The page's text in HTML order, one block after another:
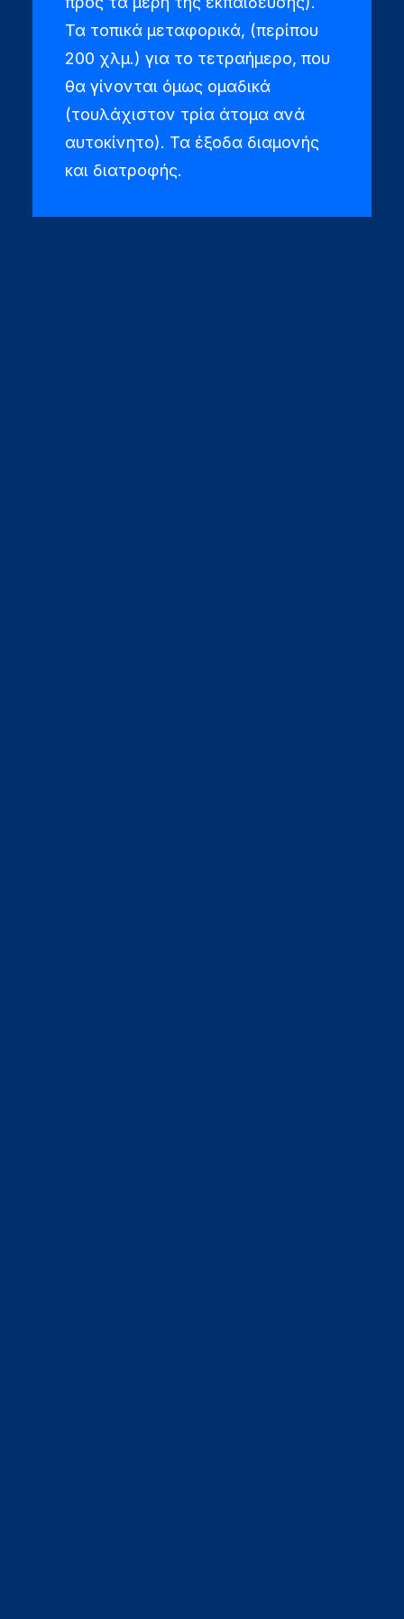
Τα τοπικά μεταφορικά, (περίπου
200 χλμ.) για το τετραήμερο, που
θα γίνονται όμως ομαδικά
(τουλάχιστον τρία άτομα ανά
αυτοκίνητο). Τα έξοδα διαμονής
και διατροφής.